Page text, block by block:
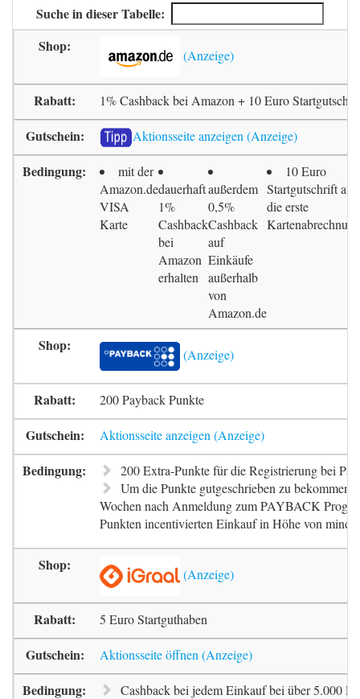
Suche in dieser Tabelle:
1% Cashback bei Amazon + 10 Euro
Aktionsseite anzeigen
mit der
Amazon.de
VISA
Karte
dauerhaft
1%
Cashback
bei
Amazon
erhalten
außerdem
0,5%
Cashback
auf
Einkäufe
außerhalb
von
Amazon.de
10 Euro
Startgutschrift auf
die erste
Kartenabrechnung
200 Payback Punkte
Aktionsseite anzeigen
200 Extra-Punkte für die Registrierung bei
Um die Punkte gutgeschrieben zu bekommen,
Wochen nach Anmeldung zum PAYBACK
Punkten incentivierten Einkauf in Höhe von
5 Euro Startguthaben
Aktionsseite öffnen
Cashback bei jedem Einkauf bei über 5.000